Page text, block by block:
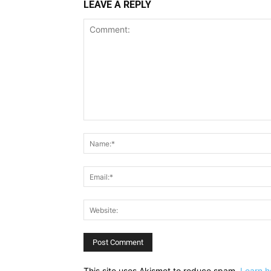
LEAVE A REPLY